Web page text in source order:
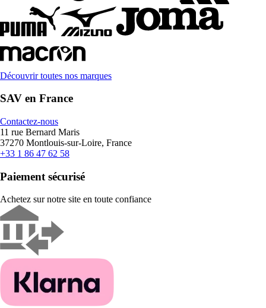
Découvrir toutes nos marques
SAV en France
Contactez-nous
11 rue Bernard Maris
37270 Montlouis-sur-Loire, France
+33 1 86 47 62 58
Paiement sécurisé
Achetez sur notre site en toute confiance